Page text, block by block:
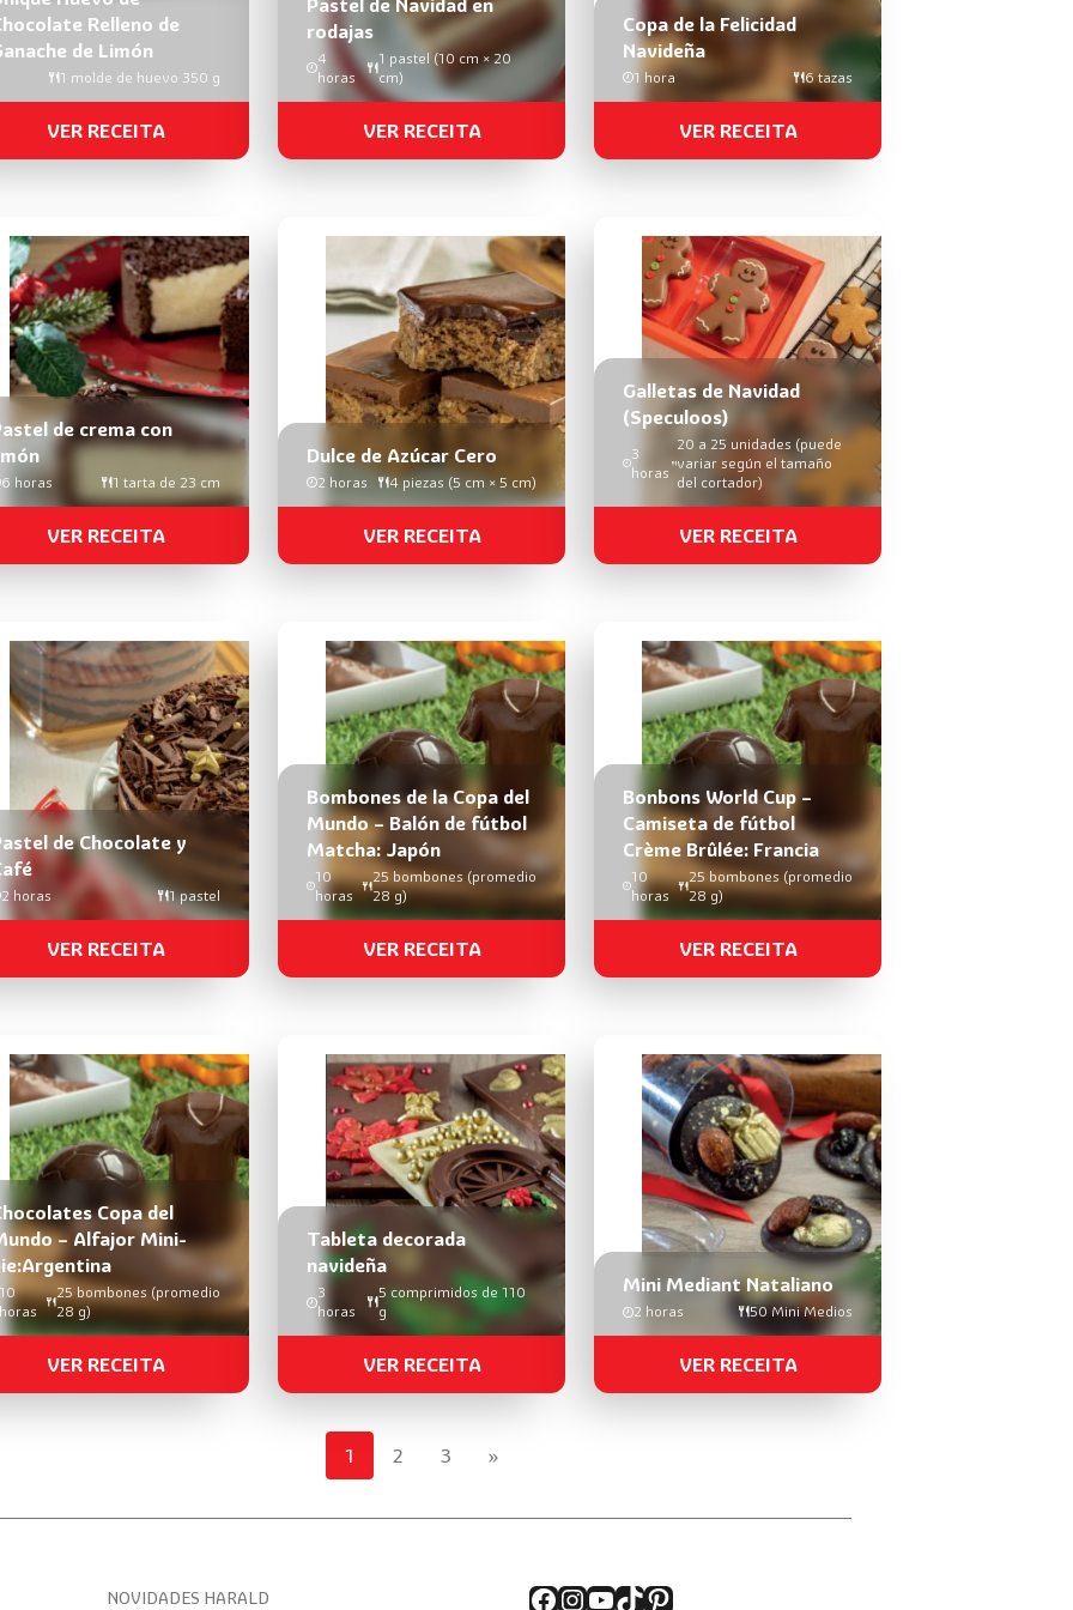
Relleno de
de Limón
1 molde de huevo 350 g
VER RECEITA
rodajas
4
horas
1 pastel (10 cm × 20
cm)
VER RECEITA
Copa de la Felicidad
Navideña
1 hora 6 tazas
VER RECEITA
de crema con
6 horas 1 tarta de 23 cm
VER RECEITA
Dulce de Azúcar Cero
2 horas 4 piezas (5 cm × 5 cm)
VER RECEITA
Galletas de Navidad
(Speculoos)
3
horas
20 a 25 unidades (puede
variar según el tamaño
del cortador)
VER RECEITA
de Chocolate y
2 horas 1 pastel
VER RECEITA
Bombones de la Copa del
Mundo – Balón de fútbol
Matcha: Japón
10
horas
25 bombones (promedio
28 g)
VER RECEITA
Bonbons World Cup –
Camiseta de fútbol
Crème Brûlée: Francia
10
horas
25 bombones (promedio
28 g)
VER RECEITA
Copa del
– Alfajor Mini-
10
horas
25 bombones (promedio
28 g)
VER RECEITA
Tableta decorada
navideña
3
horas
5 comprimidos de 110
g
VER RECEITA
Mini Mediant Nataliano
2 horas 50 Mini Medios
VER RECEITA
1 2 3 »
NOVIDADES HARALD Facebook
Instagram
YouTube
TikTok
Pinterest